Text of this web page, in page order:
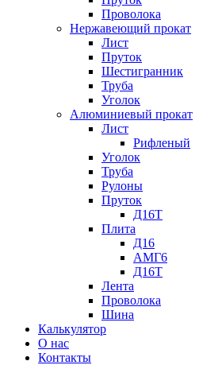
Проволока
Нержавеющий прокат
Лист
Пруток
Шестигранник
Труба
Уголок
Алюминиевый прокат
Лист
Рифленый
Уголок
Труба
Рулоны
Пруток
Д16Т
Плита
Д16
АМГ6
Д16Т
Лента
Проволока
Шина
Калькулятор
О нас
Контакты